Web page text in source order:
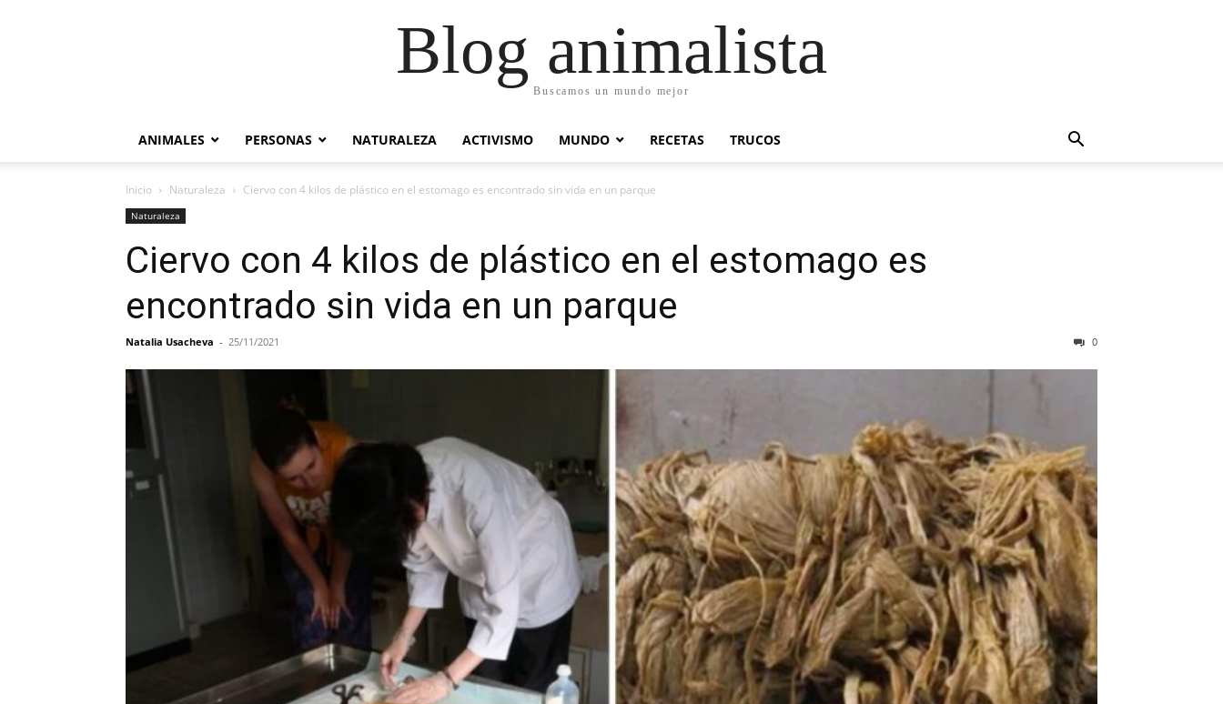
Blog animalista
Buscamos un mundo mejor
ANIMALES PERSONAS NATURALEZA ACTIVISMO MUNDO RECETAS TRUCOS
Inicio Naturaleza Ciervo con 4 kilos de plástico en el estomago es encontrado sin vida en un parque
Naturaleza
Ciervo con 4 kilos de plástico en el estomago es
encontrado sin vida en un parque
Natalia Usacheva - 25/11/2021 0